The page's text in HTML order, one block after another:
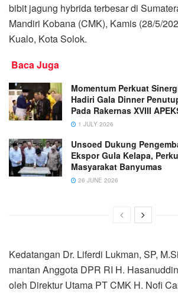
bibit jagung hybrida terbesar di
Mandiri Kobana (CMK), Kamis (28/5/
Kualo, Kota Solok.
Baca Juga
Momentum Perkuat
Hadiri Gala Dinner
Pada Rakernas XVIII
1 JULY 2026
Unsoed Dukung
Ekspor Gula Kelapa,
Masyarakat Banyumas
26 JUNE 2026
Kedatangan Dr. Liferdi Lukman, SP,
mantan Anggota DPR RI H.
oleh Direktur Utama PT CMK H. Nofi